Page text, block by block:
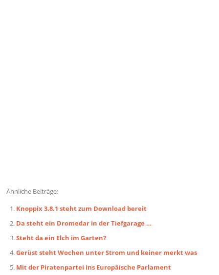
Ähnliche Beiträge:
Knoppix 3.8.1 steht zum Download bereit
Da steht ein Dromedar in der Tiefgarage …
Steht da ein Elch im Garten?
Gerüst steht Wochen unter Strom und keiner merkt was
Mit der Piratenpartei ins Europäische Parlament